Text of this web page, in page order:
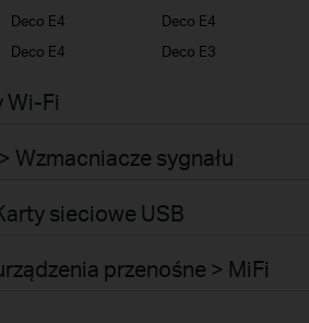
Deco E4 Deco E4
Deco E4 Deco E3
Wi-Fi
Wzmacniacze sygnału
sieciowe USB
przenośne > MiFi